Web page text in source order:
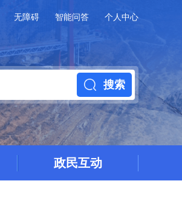
无障碍 智能问答 个人中心
搜索
政民互动